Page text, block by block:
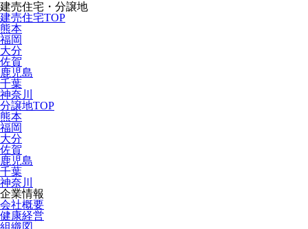
建売住宅・分譲地
建売住宅TOP
熊本
福岡
大分
佐賀
鹿児島
千葉
神奈川
分譲地TOP
熊本
福岡
大分
佐賀
鹿児島
千葉
神奈川
企業情報
会社概要
健康経営
組織図